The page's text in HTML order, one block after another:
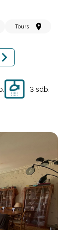
Tours
3 sdb.